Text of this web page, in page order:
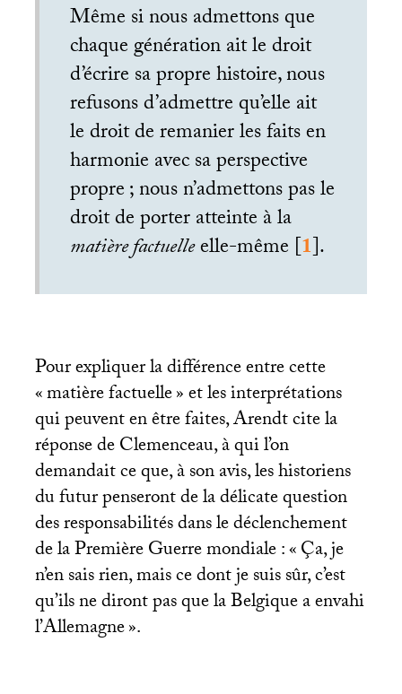
Même si nous admettons que
chaque génération ait le droit
d’écrire sa propre histoire, nous
refusons d’admettre qu’elle ait
le droit de remanier les faits en
harmonie avec sa perspective
propre; nous n’admettons pas le
droit de porter atteinte à la
matière factuelleelle-même [1].
Pour expliquer la différence entre cette
«matière factuelle» et les interprétations
qui peuvent en être faites, Arendt cite la
réponse de Clemenceau, à qui l’on
demandait ce que, à son avis, les historiens
du futur penseront de la délicate question
des responsabilités dans le déclenchement
de la Première Guerre mondiale : «Ça, je
n’en sais rien, mais ce dont je suis sûr, c’est
qu’ils ne diront pas que la Belgique a envahi
l’Allemagne».